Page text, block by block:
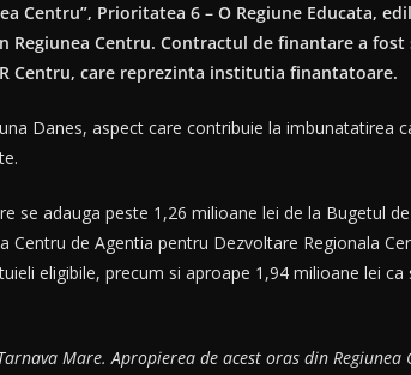
Centru”, Prioritatea 6 – O Regiune Educata,
Centru. Contractul de finantare a fost
Centru, care reprezinta institutia finantatoare.
Danes, aspect care contribuie la imbunatatirea
se adauga peste 1,26 milioane lei de la Bugetul
Centru de Agentia pentru Dezvoltare Regionala
eligibile, precum si aproape 1,94 milioane lei ca
Mare. Apropierea de acest oras din Regiunea